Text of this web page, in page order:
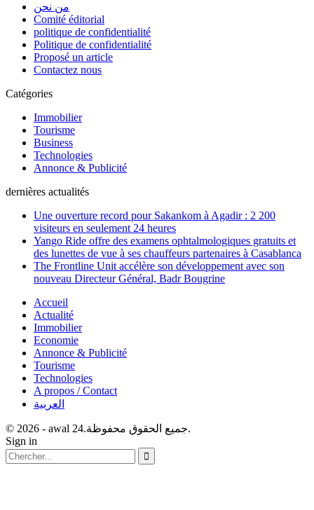
من نحن
Comité éditorial
politique de confidentialité
Politique de confidentialité
Proposé un article
Contactez nous
Catégories
Immobilier
Tourisme
Business
Technologies
Annonce & Publicité
dernières actualités
Une ouverture record pour Sakankom à Agadir : 2 200
visiteurs en seulement 24 heures
Yango Ride offre des examens ophtalmologiques gratuits et
des lunettes de vue à ses chauffeurs partenaires à Casablanca
The Frontline Unit accélère son développement avec son
nouveau Directeur Général, Badr Bougrine
Accueil
Actualité
Immobilier
Economie
Annonce & Publicité
Tourisme
Technologies
A propos / Contact
العربية
© 2026 - awal 24.جميع الحقوق محفوظة.
Sign in